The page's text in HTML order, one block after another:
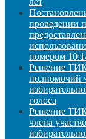
проведении
номером
Решение
полномочий
голоса
Решение ТИК
члена